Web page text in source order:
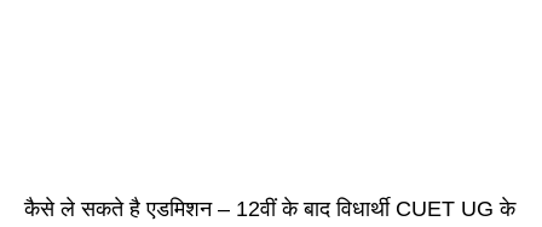
कैसे ले सकते है एडमिशन – 12वीं के बाद विधार्थी CUET UG के